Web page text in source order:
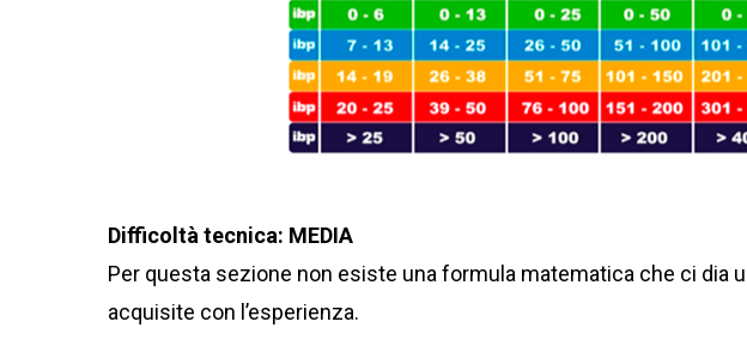
Difficoltà tecnica: MEDIA
Per questa sezione non esiste una formula matematica che ci dia
acquisite con l’esperienza.